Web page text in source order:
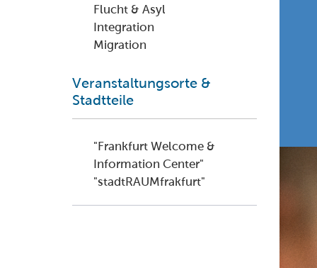
Flucht & Asyl
Integration
Migration
Veranstaltungsorte &
Stadtteile
"Frankfurt Welcome &
Information Center"
"stadtRAUMfrakfurt"